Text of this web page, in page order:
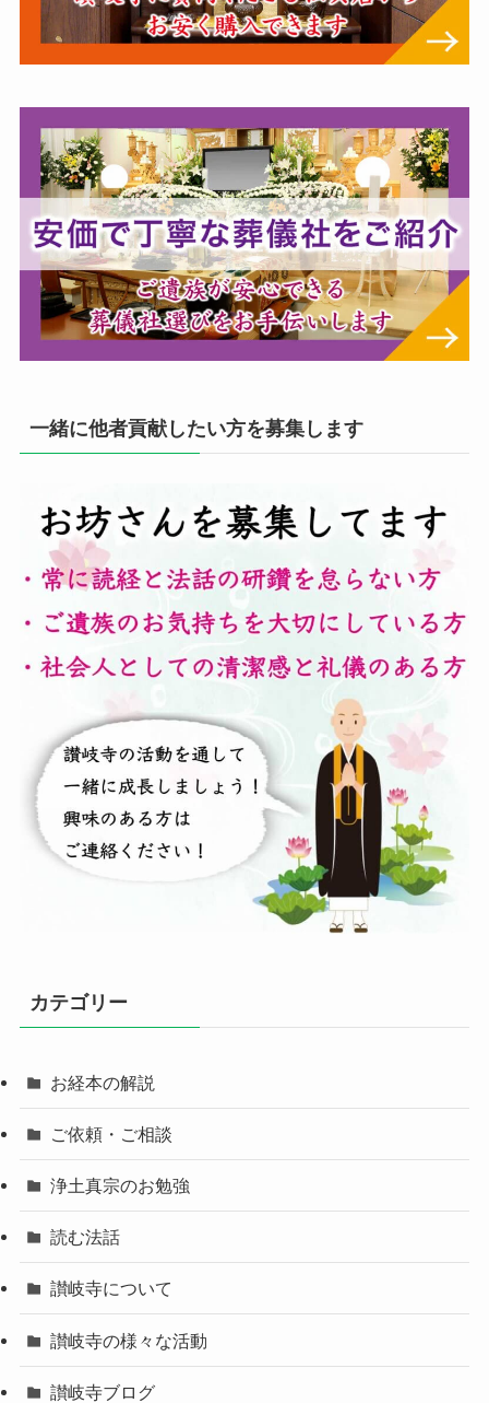
一緒に他者貢献したい方を募集します
カテゴリー
お経本の解説
ご依頼・ご相談
浄土真宗のお勉強
読む法話
讃岐寺について
讃岐寺の様々な活動
讃岐寺ブログ